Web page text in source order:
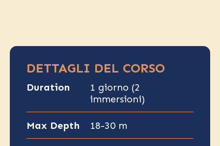
DETTAGLI DEL CORSO
Duration
1 giorno (2
immersioni)
Max Depth 18-30 m